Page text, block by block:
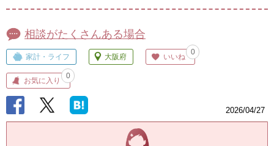
相談がたくさんある場合
家計・ライフ 大阪府 いいね
0
お気に入り
0
2026/04/27